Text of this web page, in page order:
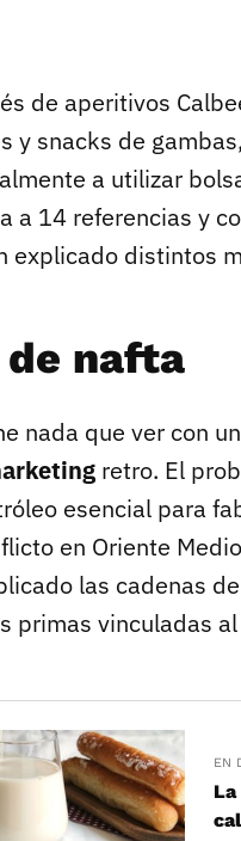
de aperitivos
y snacks de
a utilizar
a 14 referencias y
explicado distintos
de nafta
nada que ver con
retro. El
esencial para
en Oriente
las cadenas
primas vinculadas
EN